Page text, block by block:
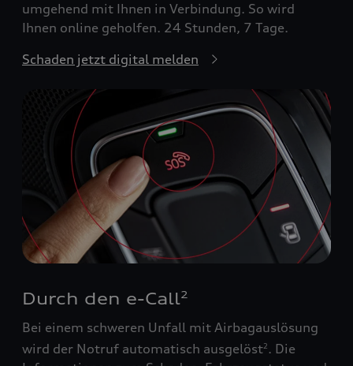
umgehend mit Ihnen in Verbindung. So wird
Ihnen online geholfen. 24 Stunden, 7 Tage.
Schaden jetzt digital melden
Durch den e-Call2
Bei einem schweren Unfall mit Airbagauslösung
wird der Notruf automatisch ausgelöst2 . Die